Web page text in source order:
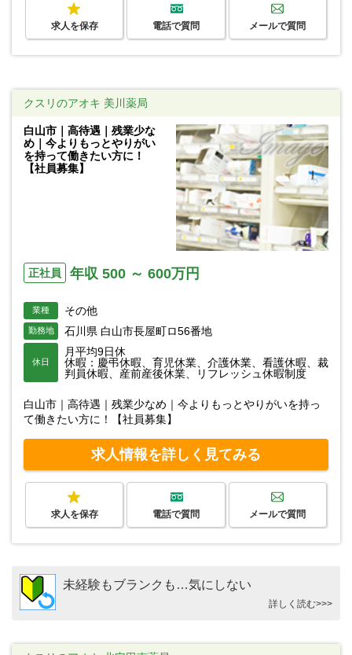
求人を保存 電話で質問 メールで質問
クスリのアオキ 美川薬局
白山市｜高待遇｜残業少な
め｜今よりもっとやりがい
を持って働きたい方に！
【社員募集】
正社員 年収 500 ～ 600万円
業種 その他
勤務地 石川県 白山市長屋町ロ56番地
休日
月平均9日休
休暇：慶弔休暇、育児休業、介護休業、看護休暇、裁
判員休暇、産前産後休業、リフレッシュ休暇制度
白山市｜高待遇｜残業少なめ｜今よりもっとやりがいを持っ
て働きたい方に！【社員募集】
求人情報を詳しく見てみる
求人を保存 電話で質問 メールで質問
未経験もブランクも…気にしない
詳しく読む>>>